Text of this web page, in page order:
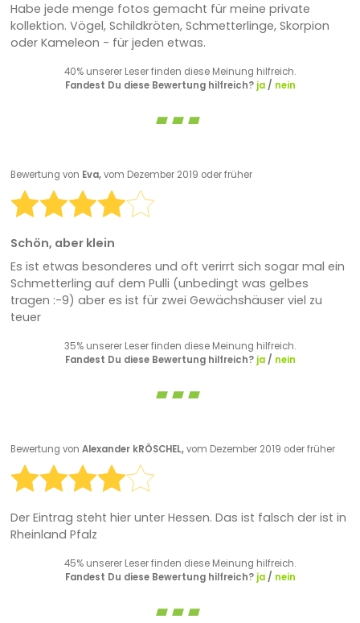
Habe jede menge fotos gemacht für meine private
kollektion. Vögel, Schildkröten, Schmetterlinge, Skorpion
oder Kameleon - für jeden etwas.
40% unserer Leser finden diese Meinung hilfreich.
Fandest Du diese Bewertung hilfreich? ja/ nein
Bewertung von Eva,vom Dezember 2019 oder früher
Schön, aber klein
Es ist etwas besonderes und oft verirrt sich sogar mal ein
Schmetterling auf dem Pulli (unbedingt was gelbes
tragen :-9) aber es ist für zwei Gewächshäuser viel zu
teuer
35% unserer Leser finden diese Meinung hilfreich.
Fandest Du diese Bewertung hilfreich? ja/ nein
Bewertung von Alexander kRÖSCHEL,vom Dezember 2019 oder früher
Der Eintrag steht hier unter Hessen. Das ist falsch der ist in
Rheinland Pfalz
45% unserer Leser finden diese Meinung hilfreich.
Fandest Du diese Bewertung hilfreich? ja/ nein